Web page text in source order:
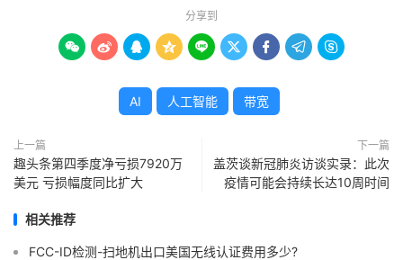
分享到
        
AI 人工智能 带宽
上一篇
趣头条第四季度净亏损7920万
美元 亏损幅度同比扩大
下一篇
盖茨谈新冠肺炎访谈实录：此次
疫情可能会持续长达10周时间
相关推荐
FCC-ID检测-扫地机出口美国无线认证费用多少?